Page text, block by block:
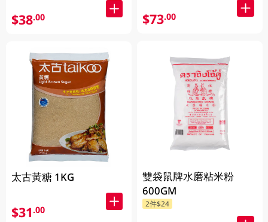
$38.00
太古黃糖 1KG
$31.00
$73.00
雙袋鼠牌水磨粘米粉
600GM
2件$24